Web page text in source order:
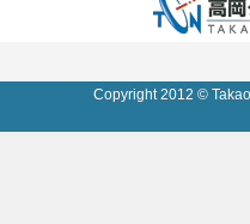
Copyright 2012 ©